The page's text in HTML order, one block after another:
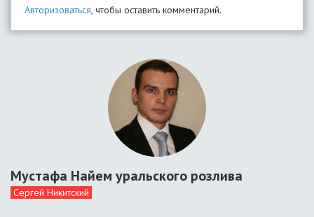
Авторизоваться, чтобы оставить комментарий.
Мустафа Найем уральского розлива
Сергей Никитский